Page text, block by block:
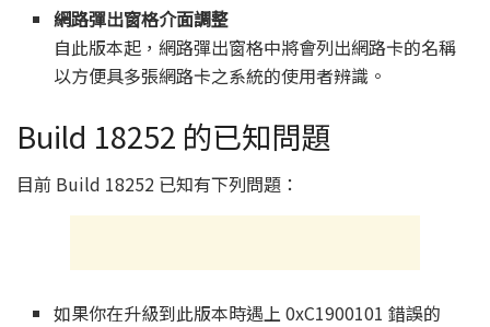
網路彈出窗格介面調整
自此版本起，網路彈出窗格中將會列出網路卡的名稱
以方便具多張網路卡之系統的使用者辨識。
Build 18252 的已知問題
目前 Build 18252 已知有下列問題：
如果你在升級到此版本時遇上 0xC1900101 錯誤的